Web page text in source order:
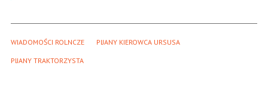
WIADOMOŚCI ROLNCZE PIJANY KIEROWCA URSUSA
PIJANY TRAKTORZYSTA